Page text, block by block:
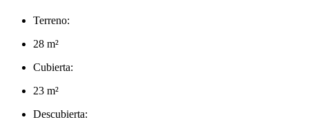
Terreno:
28 m²
Cubierta:
23 m²
Descubierta: